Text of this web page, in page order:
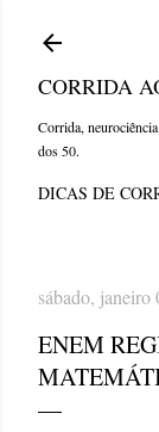
CORRIDA
Corrida,
dos 50.
DICAS DE
sábado, janeiro
ENEM